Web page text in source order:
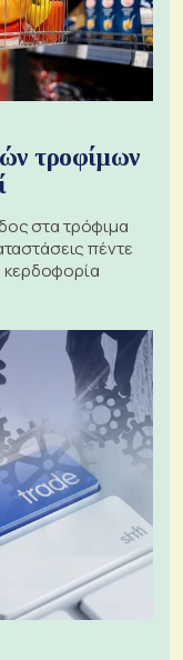
τροφίμων
στα τρόφιμα
πέντε
κερδοφορία